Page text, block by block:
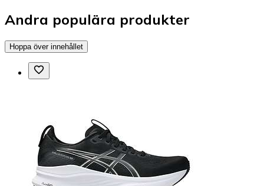
Andra populära produkter
Hoppa över innehållet